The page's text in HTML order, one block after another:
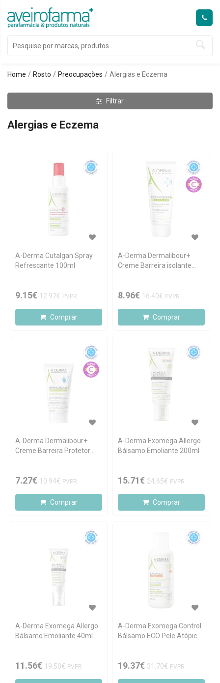
Home Rosto Preocupações Alergias e Eczema
Filtrar
Alergias e Eczema
A-Derma Cutalgan Spray
Refrescante 100ml
9.15€ 12.97€ PVPR
Comprar
A-Derma Dermalibour+
Creme Barreira isolante
8.96€ 16.40€ PVPR
Comprar
A-Derma Dermalibour+
Creme Barreira Protetor
7.27€ 10.94€ PVPR
Comprar
A-Derma Exomega Allergo
Bálsamo Emoliante 200ml
15.71€ 24.65€ PVPR
Comprar
A-Derma Exomega Allergo
Bálsamo Emoliante 40ml
11.56€ 19.50€ PVPR
A-Derma Exomega Control
Bálsamo ECO Pele Atópica
19.37€ 31.70€ PVPR